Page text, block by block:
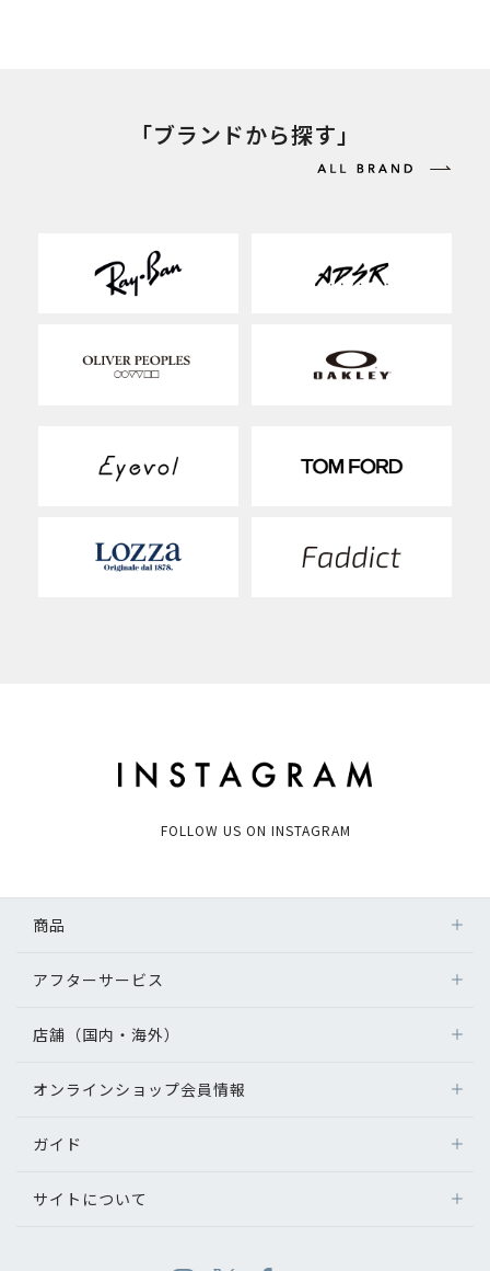
「ブランドから探す」
FOLLOW US ON INSTAGRAM
商品
アフターサービス
店舗（国内・海外）
オンラインショップ会員情報
ガイド
サイトについて